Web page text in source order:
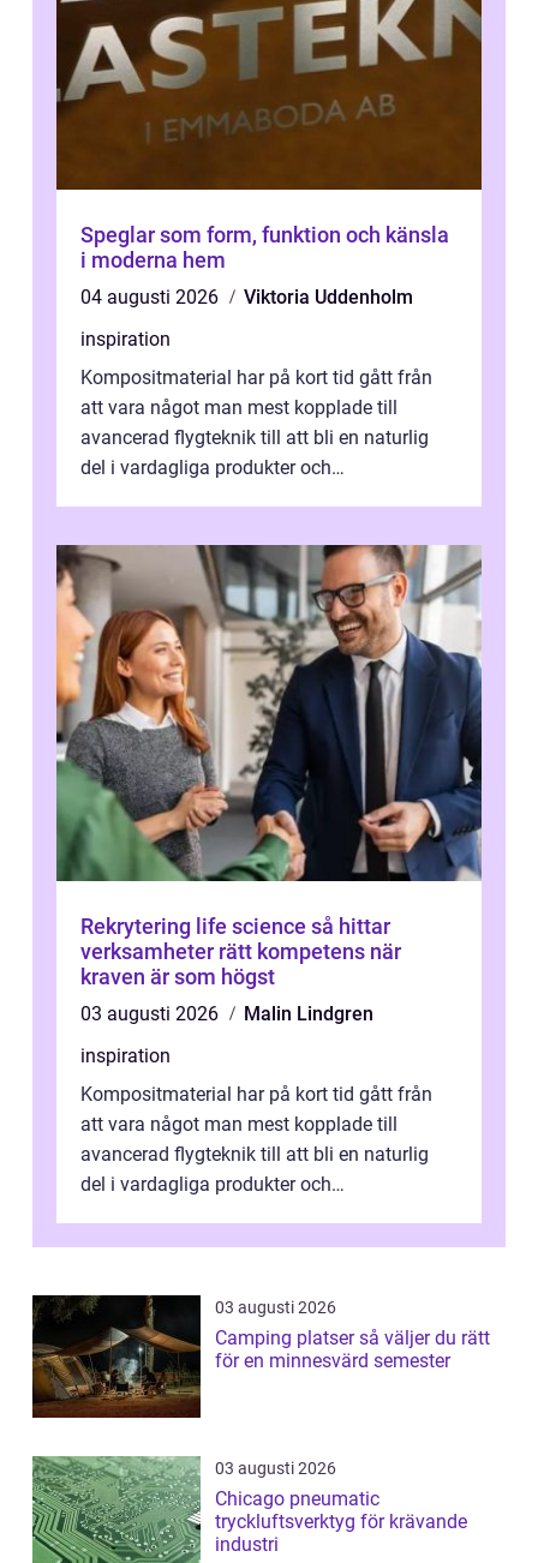
Speglar som form, funktion och känsla
i moderna hem
04 augusti 2026
Viktoria Uddenholm
inspiration
Kompositmaterial har på kort tid gått från
att vara något man mest kopplade till
avancerad flygteknik till att bli en naturlig
del i vardagliga produkter och
Rekrytering life science så hittar
verksamheter rätt kompetens när
kraven är som högst
03 augusti 2026
Malin Lindgren
inspiration
Kompositmaterial har på kort tid gått från
att vara något man mest kopplade till
avancerad flygteknik till att bli en naturlig
del i vardagliga produkter och
03 augusti 2026
Camping platser så väljer du rätt
för en minnesvärd semester
03 augusti 2026
Chicago pneumatic
tryckluftsverktyg för krävande
industri